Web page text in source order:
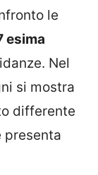
le
esima
Nel
si mostra
differente
presenta